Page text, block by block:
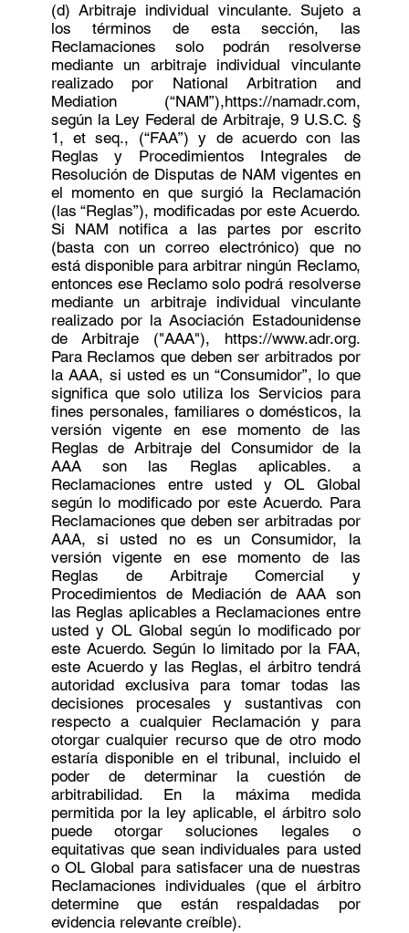
(d) Arbitraje individual vinculante. Sujeto a
los términos de esta sección, las
Reclamaciones solo podrán resolverse
mediante un arbitraje individual vinculante
realizado por National Arbitration and
Mediation (“NAM”),https://namadr.com,
según la Ley Federal de Arbitraje, 9 U.S.C. §
1, et seq., (“FAA”) y de acuerdo con las
Reglas y Procedimientos Integrales de
Resolución de Disputas de NAM vigentes en
el momento en que surgió la Reclamación
(las “Reglas”), modificadas por este Acuerdo.
Si NAM notifica a las partes por escrito
(basta con un correo electrónico) que no
está disponible para arbitrar ningún Reclamo,
entonces ese Reclamo solo podrá resolverse
mediante un arbitraje individual vinculante
realizado por la Asociación Estadounidense
de Arbitraje ("AAA"), https://www.adr.org.
Para Reclamos que deben ser arbitrados por
la AAA, si usted es un “Consumidor”, lo que
significa que solo utiliza los Servicios para
fines personales, familiares o domésticos, la
versión vigente en ese momento de las
Reglas de Arbitraje del Consumidor de la
AAA son las Reglas aplicables. a
Reclamaciones entre usted y OL Global
según lo modificado por este Acuerdo. Para
Reclamaciones que deben ser arbitradas por
AAA, si usted no es un Consumidor, la
versión vigente en ese momento de las
Reglas de Arbitraje Comercial y
Procedimientos de Mediación de AAA son
las Reglas aplicables a Reclamaciones entre
usted y OL Global según lo modificado por
este Acuerdo. Según lo limitado por la FAA,
este Acuerdo y las Reglas, el árbitro tendrá
autoridad exclusiva para tomar todas las
decisiones procesales y sustantivas con
respecto a cualquier Reclamación y para
otorgar cualquier recurso que de otro modo
estaría disponible en el tribunal, incluido el
poder de determinar la cuestión de
arbitrabilidad. En la máxima medida
permitida por la ley aplicable, el árbitro solo
puede otorgar soluciones legales o
equitativas que sean individuales para usted
o OL Global para satisfacer una de nuestras
Reclamaciones individuales (que el árbitro
determine que están respaldadas por
evidencia relevante creíble).